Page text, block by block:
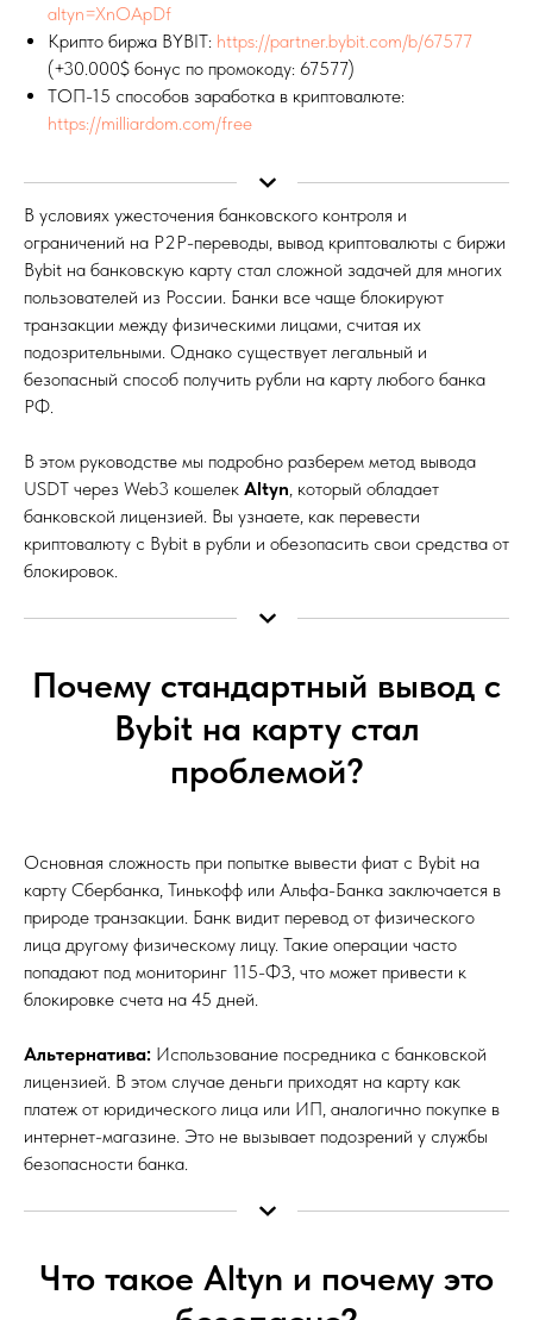
altyn=XnOApDf
Крипто биржа BYBIT: https://partner.bybit.com/b/67577
(+30.000$ бонус по промокоду: 67577)
ТОП-15 способов заработка в криптовалюте:
https://milliardom.com/free
В условиях ужесточения банковского контроля и
ограничений на P2P-переводы, вывод криптовалюты с биржи
Bybit на банковскую карту стал сложной задачей для многих
пользователей из России. Банки все чаще блокируют
транзакции между физическими лицами, считая их
подозрительными. Однако существует легальный и
безопасный способ получить рубли на карту любого банка
РФ.
В этом руководстве мы подробно разберем метод вывода
USDT через Web3 кошелек Altyn, который обладает
банковской лицензией. Вы узнаете, как перевести
криптовалюту с Bybit в рубли и обезопасить свои средства от
блокировок.
Почему стандартный вывод с
Bybit на карту стал
проблемой?
Основная сложность при попытке вывести фиат с Bybit на
карту Сбербанка, Тинькофф или Альфа-Банка заключается в
природе транзакции. Банк видит перевод от физического
лица другому физическому лицу. Такие операции часто
попадают под мониторинг 115-ФЗ, что может привести к
блокировке счета на 45 дней.
Альтернатива: Использование посредника с банковской
лицензией. В этом случае деньги приходят на карту как
платеж от юридического лица или ИП, аналогично покупке в
интернет-магазине. Это не вызывает подозрений у службы
безопасности банка.
Что такое Altyn и почему это